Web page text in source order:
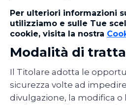
Per ulteriori informazioni
utilizziamo e sulle Tue
cookie, visita la nostra
Modalità di
Il Titolare adotta le
sicurezza volte ad impedire
divulgazione, la modifica o